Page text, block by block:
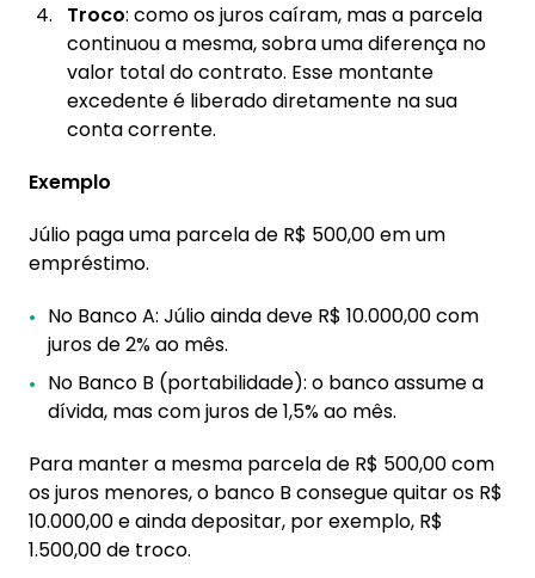
Troco: como os juros caíram, mas a parcela
continuou a mesma, sobra uma diferença no
valor total do contrato. Esse montante
excedente é liberado diretamente na sua
conta corrente.
Exemplo
Júlio paga uma parcela de R$ 500,00 em um
empréstimo.
No Banco A: Júlio ainda deve R$ 10.000,00 com
juros de 2% ao mês.
No Banco B (portabilidade): o banco assume a
dívida, mas com juros de 1,5% ao mês.
Para manter a mesma parcela de R$ 500,00 com
os juros menores, o banco B consegue quitar os R$
10.000,00 e ainda depositar, por exemplo, R$
1.500,00 de troco.